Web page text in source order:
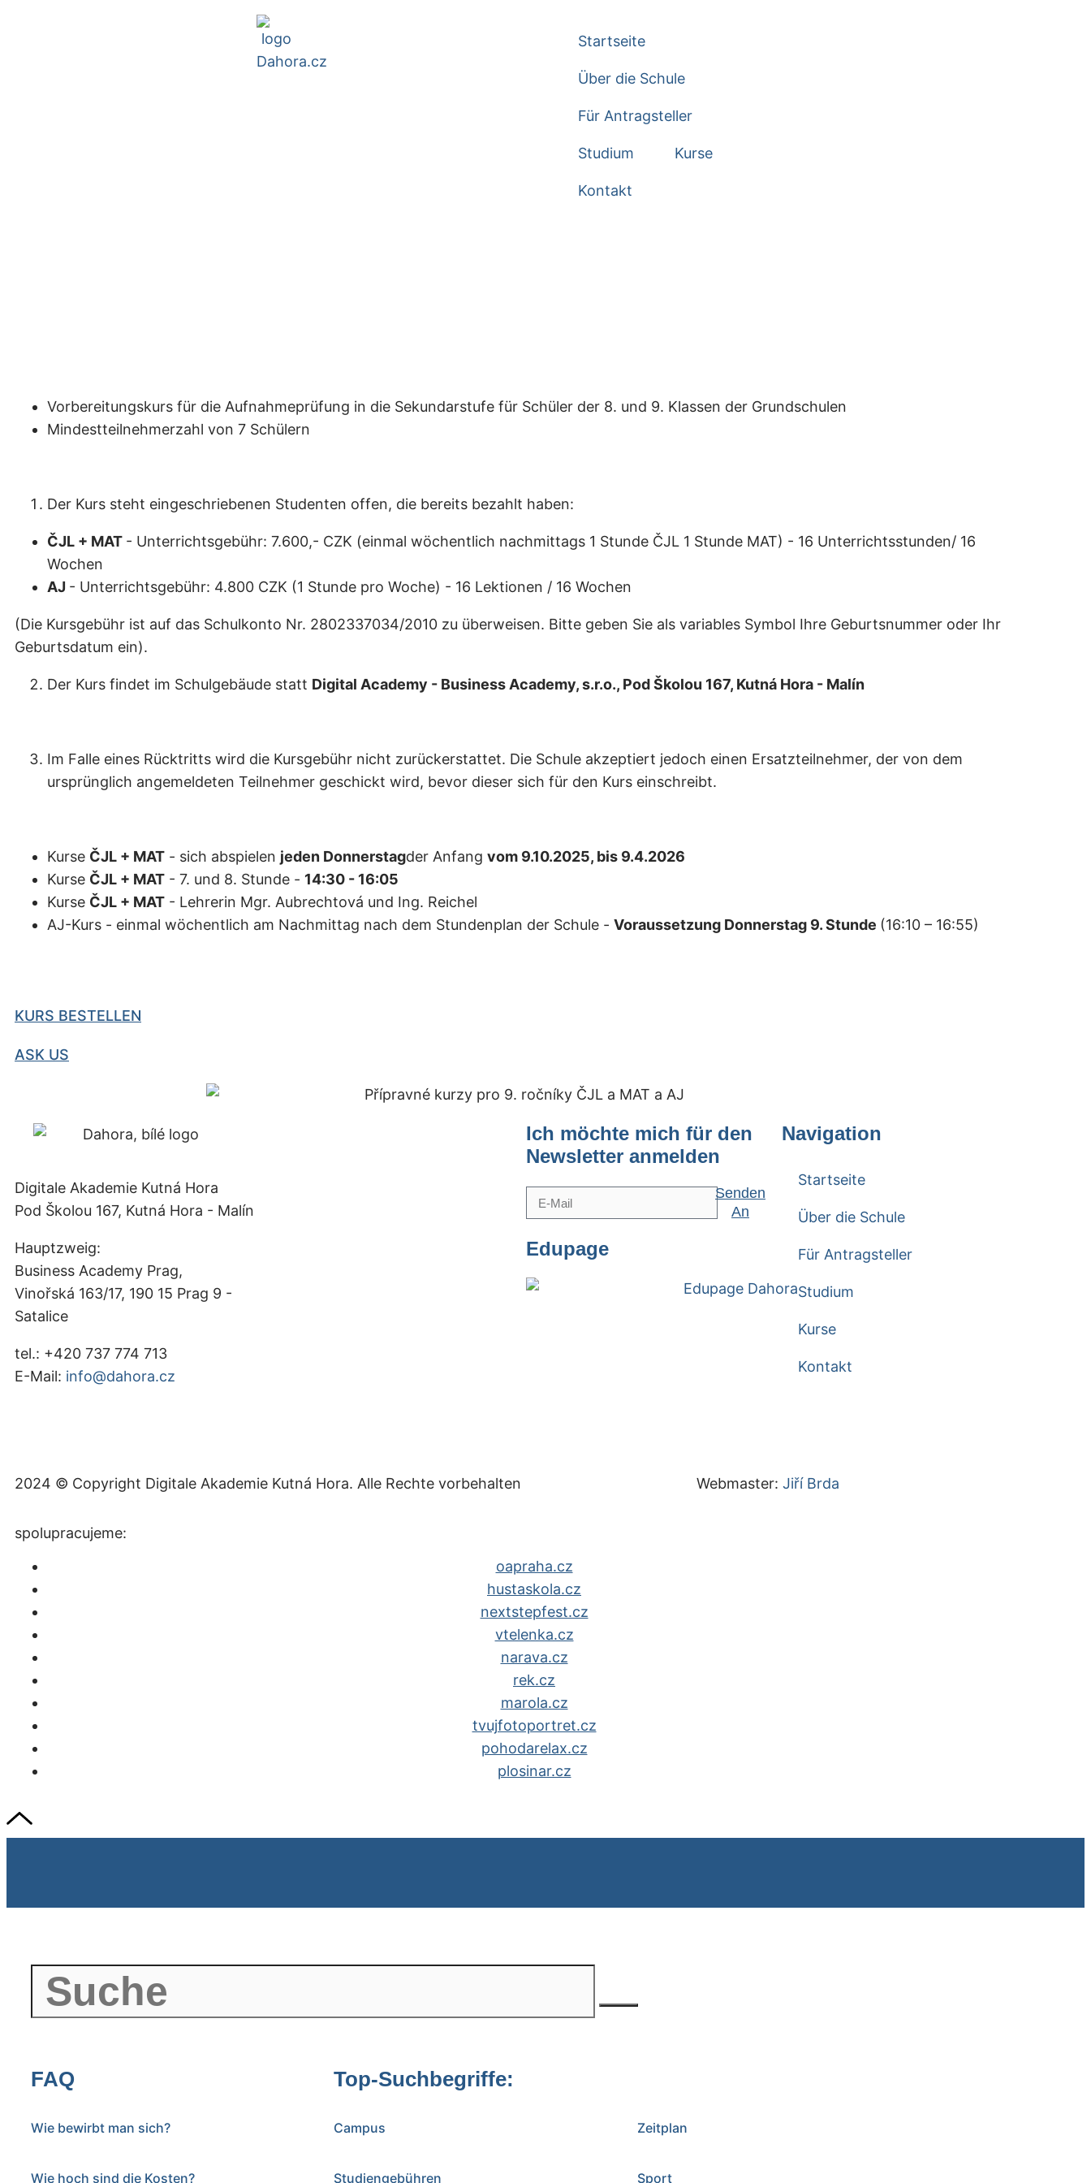
Startseite
Über die Schule
Für Antragsteller
Studium Kurse
Kontakt
Vorbereitungskurs für die Aufnahmeprüfung in die Sekundarstufe für Schüler der 8. und 9. Klassen der Grundschulen
Mindestteilnehmerzahl von 7 Schülern
Der Kurs steht eingeschriebenen Studenten offen, die bereits bezahlt haben:
ČJL + MAT - Unterrichtsgebühr: 7.600,- CZK (einmal wöchentlich nachmittags 1 Stunde ČJL 1 Stunde MAT) - 16 Unterrichtsstunden/ 16
Wochen
AJ - Unterrichtsgebühr: 4.800 CZK (1 Stunde pro Woche) - 16 Lektionen / 16 Wochen
(Die Kursgebühr ist auf das Schulkonto Nr. 2802337034/2010 zu überweisen. Bitte geben Sie als variables Symbol Ihre Geburtsnummer oder Ihr
Geburtsdatum ein).
Der Kurs findet im Schulgebäude statt Digital Academy - Business Academy, s.r.o., Pod Školou 167, Kutná Hora - Malín
Im Falle eines Rücktritts wird die Kursgebühr nicht zurückerstattet. Die Schule akzeptiert jedoch einen Ersatzteilnehmer, der von dem
ursprünglich angemeldeten Teilnehmer geschickt wird, bevor dieser sich für den Kurs einschreibt.
Kurse ČJL + MAT - sich abspielen jeden Donnerstagder Anfang vom 9.10.2025, bis 9.4.2026
Kurse ČJL + MAT - 7. und 8. Stunde - 14:30 - 16:05
Kurse ČJL + MAT - Lehrerin Mgr. Aubrechtová und Ing. Reichel
AJ-Kurs - einmal wöchentlich am Nachmittag nach dem Stundenplan der Schule - Voraussetzung Donnerstag 9. Stunde (16:10 – 16:55)
KURS BESTELLEN
ASK US
Digitale Akademie Kutná Hora
Pod Školou 167, Kutná Hora - Malín
Hauptzweig:
Business Academy Prag,
Vinořská 163/17, 190 15 Prag 9 -
Satalice
tel.: +420 737 774 713
E-Mail: info@dahora.cz
Ich möchte mich für den
Newsletter anmelden
Senden
An
Edupage
Navigation
Startseite
Über die Schule
Für Antragsteller
Studium
Kurse
Kontakt
2024 © Copyright Digitale Akademie Kutná Hora. Alle Rechte vorbehalten Webmaster: Jiří Brda
spolupracujeme:
oapraha.cz
hustaskola.cz
nextstepfest.cz
vtelenka.cz
narava.cz
rek.cz
marola.cz
tvujfotoportret.cz
pohodarelax.cz
plosinar.cz
FAQ
Wie bewirbt man sich?
Wie hoch sind die Kosten?
Top-Suchbegriffe:
Campus
Studiengebühren
Zeitplan
Sport